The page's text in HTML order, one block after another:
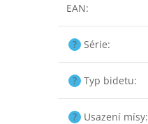
EAN:
? Série:
? Typ bidetu:
? Usazení mísy: